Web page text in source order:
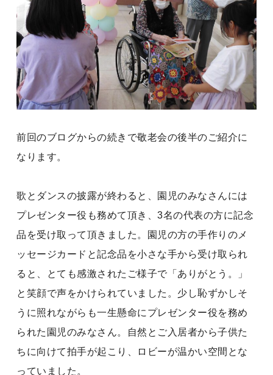
前回のブログからの続きで敬老会の後半のご紹介に
なります。
歌とダンスの披露が終わると、園児のみなさんには
プレゼンター役も務めて頂き、3名の代表の方に記念
品を受け取って頂きました。園児の方の手作りのメ
ッセージカードと記念品を小さな手から受け取られ
ると、とても感激されたご様子で「ありがとう。」
と笑顔で声をかけられていました。少し恥ずかしそ
うに照れながらも一生懸命にプレゼンター役を務め
られた園児のみなさん。自然とご入居者から子供た
ちに向けて拍手が起こり、ロビーが温かい空間とな
っていました。